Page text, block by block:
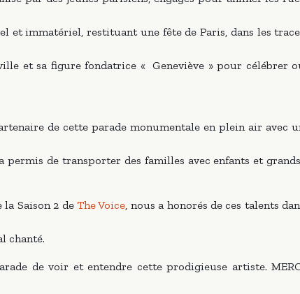
immatériel, restituant une fête de Paris, dans les
et sa figure fondatrice « Geneviève » pour célébrer
de cette parade monumentale en plein air avec
permis de transporter des familles avec enfants et
la Saison 2 de The Voice, nous a honorés de ces talents
chanté.
de voir et entendre cette prodigieuse artiste.